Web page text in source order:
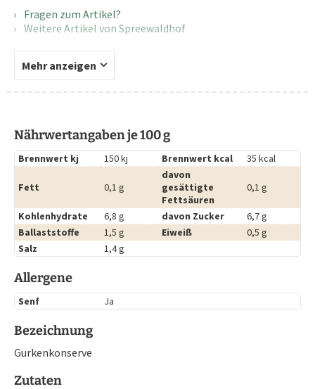
Fragen zum Artikel?
Weitere Artikel von Spreewaldhof
Mehr anzeigen
Nährwertangaben je 100 g
Brennwert kj 150 kj Brennwert kcal 35 kcal
Fett 0,1 g
davon
gesättigte
Fettsäuren
0,1 g
Kohlenhydrate 6,8 g davon Zucker
6,7 g
Ballaststoffe
1,5 g Eiweiß
0,5 g
Salz
1,4 g
Allergene
Senf Ja
Bezeichnung
Gurkenkonserve
Zutaten